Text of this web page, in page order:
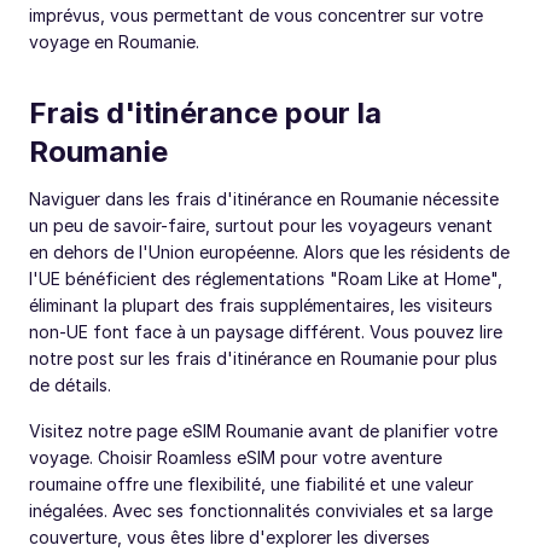
imprévus, vous permettant de vous concentrer sur votre
voyage en Roumanie.
Frais d'itinérance pour la
Roumanie
Naviguer dans les frais d'itinérance en Roumanie nécessite
un peu de savoir-faire, surtout pour les voyageurs venant
en dehors de l'Union européenne. Alors que les résidents de
l'UE bénéficient des réglementations "Roam Like at Home",
éliminant la plupart des frais supplémentaires, les visiteurs
non-UE font face à un paysage différent. Vous pouvez lire
notre post sur les frais d'itinérance en Roumanie pour plus
de détails.
Visitez notre page eSIM Roumanie avant de planifier votre
voyage. Choisir Roamless eSIM pour votre aventure
roumaine offre une flexibilité, une fiabilité et une valeur
inégalées. Avec ses fonctionnalités conviviales et sa large
couverture, vous êtes libre d'explorer les diverses